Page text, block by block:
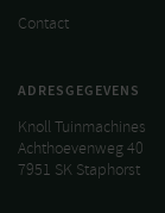
Contact
ADRESGEGEVENS
Knoll Tuinmachines
Achthoevenweg 40
7951 SK Staphorst